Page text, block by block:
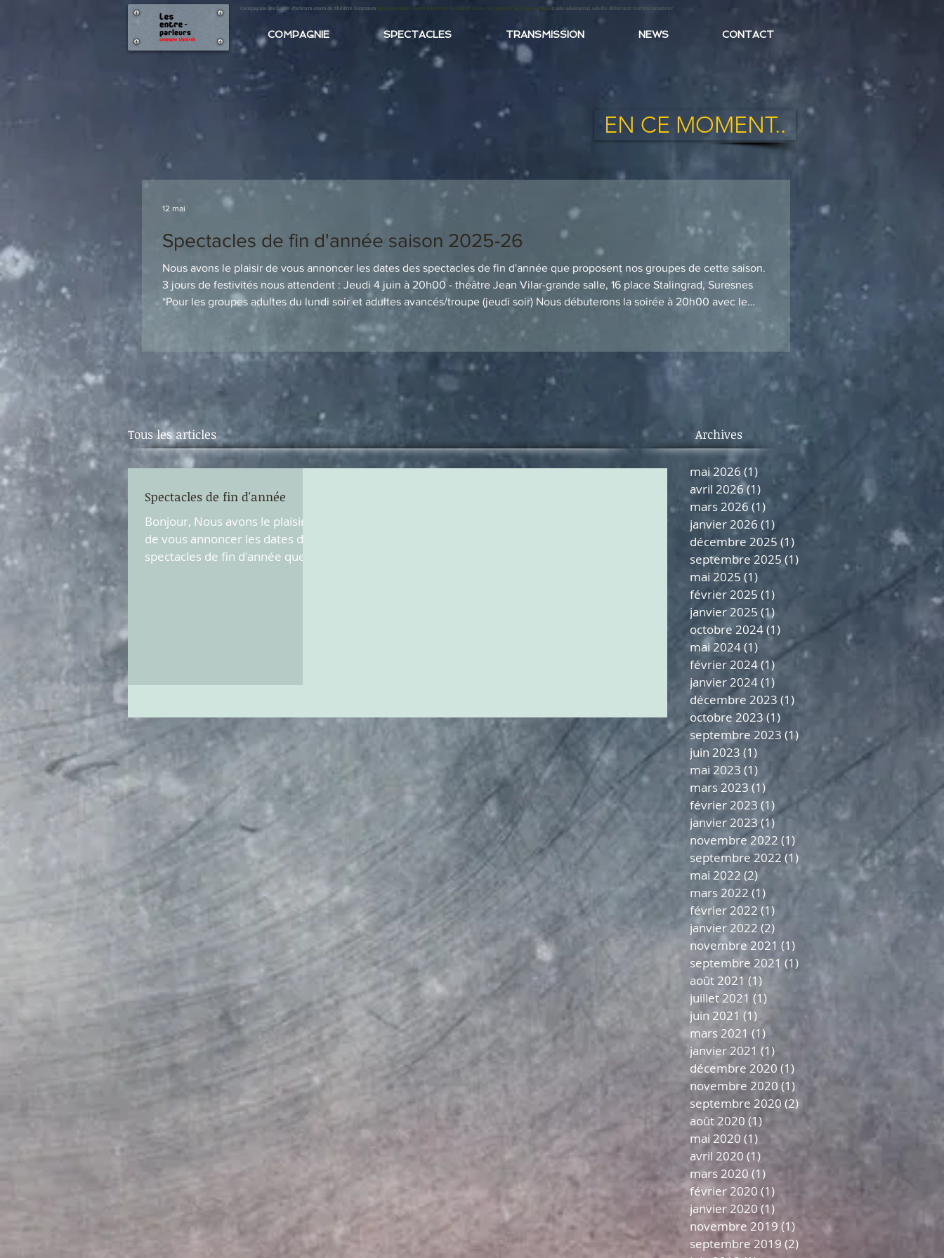
Compagnie les Entre-Parleurs cours de théâtre Suresnes puteaux saint cloud nanterre hauts de Seine 92 paris ile de france enfant ado adolescent adulte débutant festival amateur
COMPAGNIE SPECTACLES TRANSMISSION NEWS CONTACT
EN CE MOMENT..
Spectacles de fin d'année saison 2025-26
Nous avons le plaisir de vous annoncer les dates des spectacles de fin d'année que proposent nos groupes de cette saison.
3 jours de festivités nous attendent : Jeudi 4 juin à 20h00 - théâtre Jean Vilar-grande salle, 16 place Stalingrad, Suresnes
*Pour les groupes adultes du lundi soir et adultes avancés/troupe (jeudi soir) Nous débuterons la soirée à 20h00 avec le
groupe du lundi soir, qui interprétera « Ragtime sur l'océan », mis en scène par Micha Herzog. Suivra le groupe
12 mai
Tous les articles Archives
Spectacles de fin d'année
Bonjour, Nous avons le plaisir
de vous annoncer les dates des
spectacles de fin d'année que
mai 2026 (1) 1 post
avril 2026(1) 1 post
mars 2026 (1)
janvier 2026 (1)
décembre 2025 (1) 1 post
septembre 2025 (1)
mai 2025 (1)
février 2025 (1) 1 post
janvier 2025 (1)1 post
octobre 2024(1)
mai 2024(1) 1 post
février 2024(1)1 post
janvier 2024(1)
décembre 2023 (1) 1 post
octobre 2023 (1)
septembre 2023 (1) 1 post
juin 2023 (1)
mai 2023 (1)
mars 2023 (1)1 post
février 2023 (1) 1 post
janvier 2023(1) 1 post
novembre 2022 (1)
septembre 2022 (1)
mai 2022 (2) 2 posts
mars 2022 (1) 1 post
février 2022 (1)
janvier 2022 (2)
novembre 2021 (1)
septembre 2021 (1)
août 2021 (1)
juillet 2021 (1)
juin 2021 (1)
mars 2021 (1)1 post
janvier 2021 (1)
décembre 2020 (1)
novembre 2020 (1) 1 post
septembre 2020 (2)
août 2020 (1) 1 post
mai 2020 (1)
avril 2020 (1) 1 post
mars 2020 (1) 1 post
février 2020 (1) 1 post
janvier 2020 (1)
novembre 2019 (1)1 post
septembre 2019 (2) 2 posts